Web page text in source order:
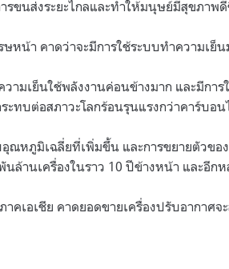
ารขนส่งระยะไกลและทำให้มนุษย์มีสุขภา
ษหน้า คาดว่าจะมีการใช้ระบบทำความเ
ามเย็นใช้พลังงานค่อนข้างมาก และมีการ
ะทบต่อสภาวะโลกร้อนรุนแรงกว่าคาร์บอ
อุณหภูมิเฉลี่ยที่เพิ่มขึ้น และการขยายตัวขอ
นล้านเครื่องในราว 10 ปีข้างหน้า และอีกห
คเอเชีย คาดยอดขายเครื่องปรับอากาศจ